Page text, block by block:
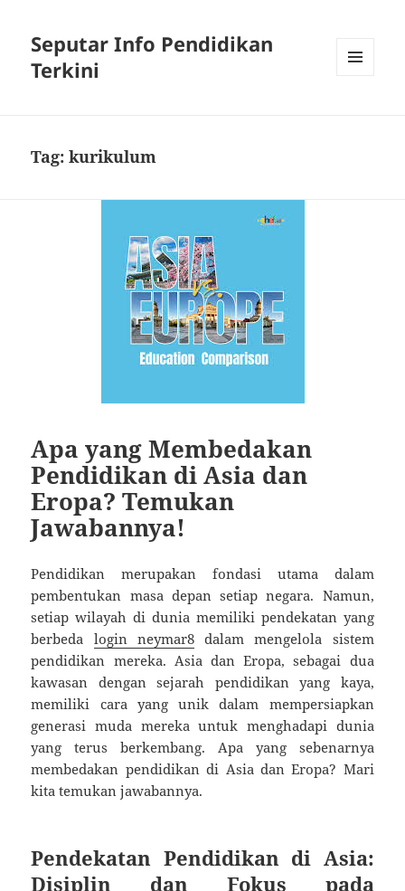
Seputar Info Pendidikan
Terkini
Tag:kurikulum
Apa yang Membedakan
Pendidikan di Asia dan
Eropa? Temukan
Jawabannya!
Pendidikan merupakan fondasi utama dalam
pembentukan masa depan setiap negara. Namun,
setiap wilayah di dunia memiliki pendekatan yang
berbeda login neymar8dalam mengelola sistem
pendidikan mereka. Asia dan Eropa, sebagai dua
kawasan dengan sejarah pendidikan yang kaya,
memiliki cara yang unik dalam mempersiapkan
generasi muda mereka untuk menghadapi dunia
yang terus berkembang. Apa yang sebenarnya
membedakan pendidikan di Asia dan Eropa? Mari
kita temukan jawabannya.
Pendekatan Pendidikan di Asia:
Disiplin dan Fokus pada